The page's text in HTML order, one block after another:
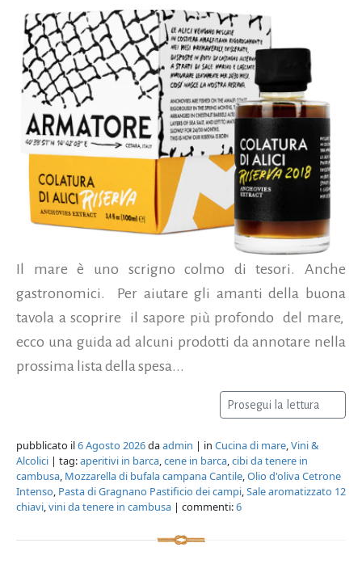
Il mare è uno scrigno colmo di tesori. Anche
gastronomici. Per aiutare gli amanti della buona
tavola a scoprire il sapore più profondo del mare,
ecco una guida ad alcuni prodotti da annotare nella
prossima lista della spesa...
Prosegui la lettura
pubblicato il6 Agosto 2026daadmin | in Cucina di mare,Vini &
Alcolici | tag:aperitivi in barca,cene in barca,cibi da tenere in
cambusa, Mozzarella di bufala campana Cantile,Olio d'oliva Cetrone
Intenso, Pasta di Gragnano Pastificio dei campi,Sale aromatizzato 12
chiavi,vini da tenere in cambusa | commenti:6